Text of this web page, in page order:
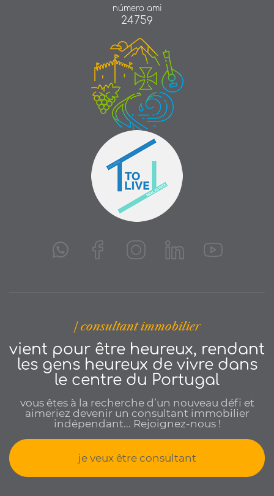
número ami
24759
| consultant immobilier
vient pour être heureux, rendant
les gens heureux de vivre dans
le centre du Portugal
vous êtes à la recherche d’un nouveau défi et
aimeriez devenir un consultant immobilier
indépendant... Rejoignez-nous !
je veux être consultant